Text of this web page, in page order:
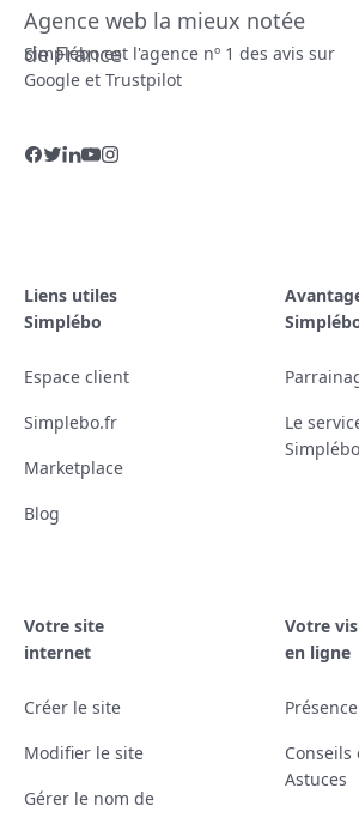
Simplébo est l'agence nº 1 des avis sur
Google et Trustpilot
Liens utiles
Simplébo
Espace client
Simplebo.fr
Marketplace
Blog
Le
Simplébo
Votre site
internet
Créer le site
Modifier le site
Gérer le nom de
Votre
en ligne
Conseils
Astuces